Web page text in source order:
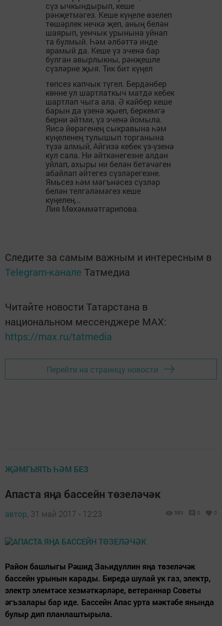
сүз ычкындырып, кеше
рәнҗетмәгез. Кеше күңеле өзелеп
төшәрлек нечкә җеп, аның белән
шаярып, уенчык урынына уйнап
та булмый. Һәм әлбәттә инде
ярамый да. Кеше үз эченә бар
булган авырлыкны, рәнҗешле
сүзләрне җыя. Тик бит күңел
төпсез капчык түгел. Бердәнбер
көнне ул шартлаткыч матдә кебек
шартлап чыга ала. Ә кайбер кеше
барын да үзенә җыеп, беркемгә
берни әйтми, үз эченә йомыла.
Яисә йөрәгенең сыкравына һәм
күңеленең тулышып торганына
түзә алмый, Айгизә кебек үз-үзенә
кул сала. Ни әйткәнегезне алдан
уйлап, ахыры ни белән бетәчәген
абайлап әйтегез сүзләрегезне.
Ямьсез һәм мәгънәсез сүзләр
белән телгәләмәгез кеше
күңелең...
Лия Мөхәммәтгарипова.
Следите за самым важным и интересным в
Telegram-канале Татмедиа
Читайте новости Татарстана в
национальном мессенджере MАХ:
https://max.ru/tatmedia
Перейти на страницу новости
ҖӘМГЫЯТЬ ҺӘМ БЕЗ
Апаста яңа бассейн төзеләчәк
автор, 31 май 2017 - 12:23 583 0 0
Район башлыгы Рәшид Заһидуллин яңа төзеләчәк
бассейн урынын карады. Биредә шулай ук газ, электр,
электр элемтәсе хезмәткәрләре, ветераннар Советы
әгъзалары бар иде. Бассейн Апас урта мәктәбе янында
булыр дип планлаштырыла.